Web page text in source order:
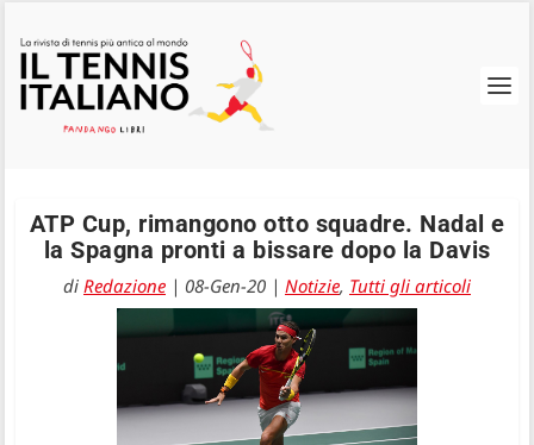
ATP Cup, rimangono otto squadre. Nadal e
la Spagna pronti a bissare dopo la Davis
di Redazione | 08-Gen-20 | Notizie, Tutti gli articoli